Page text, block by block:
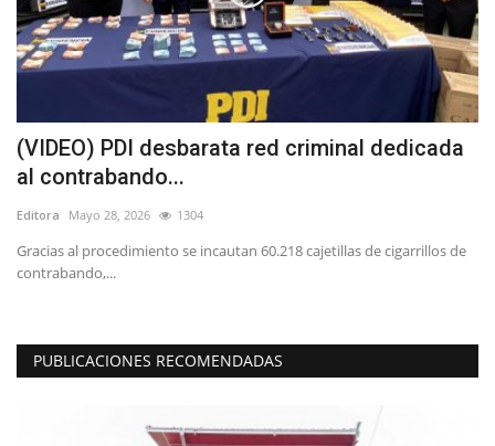
(VIDEO) PDI desbarata red criminal dedicada
al contrabando...
Editora Mayo 28, 2026 1304
Gracias al procedimiento se incautan 60.218 cajetillas de cigarrillos de
contrabando,...
PUBLICACIONES RECOMENDADAS